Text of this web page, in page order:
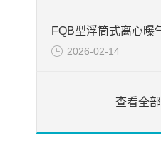
2026-02-14
查看全部